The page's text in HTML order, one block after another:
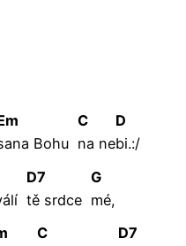
Bohu
C
na ne
D
bi.:/
D7
tě srdce
G
mé,
C
D7